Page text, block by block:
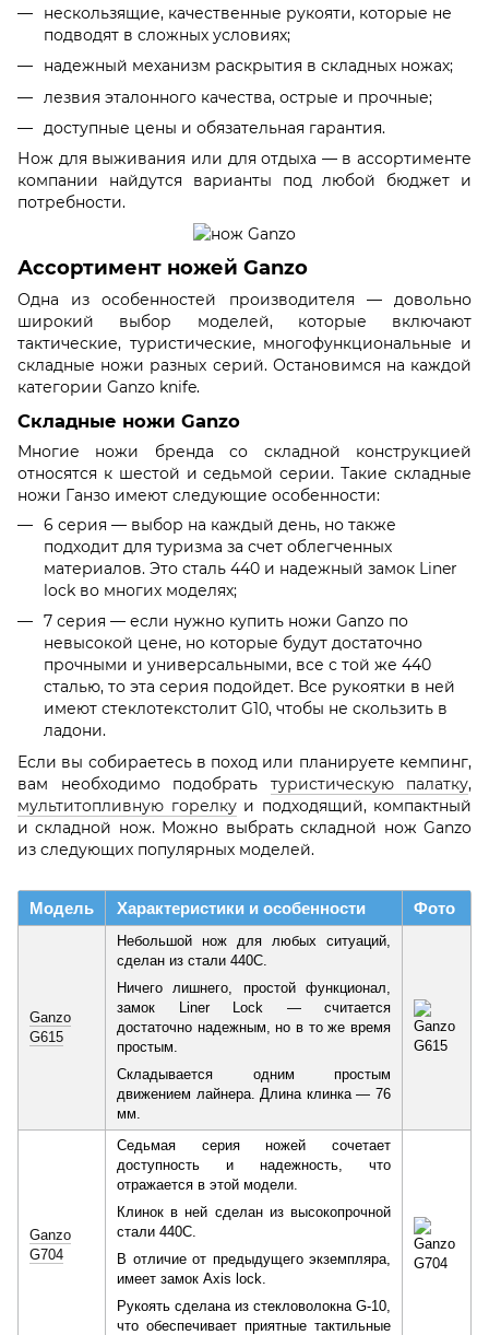
нескользящие, качественные рукояти, которые не
подводят в сложных условиях;
надежный механизм раскрытия в складных ножах;
лезвия эталонного качества, острые и прочные;
доступные цены и обязательная гарантия.
Нож для выживания или для отдыха — в ассортименте
компании найдутся варианты под любой бюджет и
потребности.
Ассортимент ножей Ganzo
Одна из особенностей производителя — довольно
широкий выбор моделей, которые включают
тактические, туристические, многофункциональные и
складные ножи разных серий. Остановимся на каждой
категории Ganzo knife.
Складные ножи Ganzo
Многие ножи бренда со складной конструкцией
относятся к шестой и седьмой серии. Такие складные
ножи Ганзо имеют следующие особенности:
6 серия — выбор на каждый день, но также
подходит для туризма за счет облегченных
материалов. Это сталь 440 и надежный замок Liner
lock во многих моделях;
7 серия — если нужно купить ножи Ganzo по
невысокой цене, но которые будут достаточно
прочными и универсальными, все с той же 440
сталью, то эта серия подойдет. Все рукоятки в ней
имеют стеклотекстолит G10, чтобы не скользить в
ладони.
Если вы собираетесь в поход или планируете кемпинг,
вам необходимо подобрать туристическую палатку,
мультитопливную горелкуи подходящий, компактный
и складной нож. Можно выбрать складной нож Ganzo
из следующих популярных моделей.
Модель Характеристики и особенности Фото
Ganzo
G615
Небольшой нож для любых ситуаций,
сделан из стали 440C.
Ничего лишнего, простой функционал,
замок Liner Lock — считается
достаточно надежным, но в то же время
простым.
Складывается одним простым
движением лайнера. Длина клинка — 76
мм.
Ganzo
G704
Седьмая серия ножей сочетает
доступность и надежность, что
отражается в этой модели.
Клинок в ней сделан из высокопрочной
стали 440C.
В отличие от предыдущего экземпляра,
имеет замок Axis lock.
Рукоять сделана из стекловолокна G-10,
что обеспечивает приятные тактильные